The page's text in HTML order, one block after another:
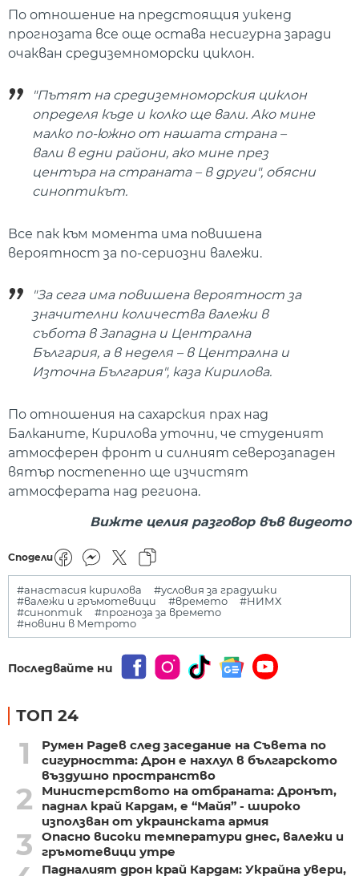
По отношение на предстоящия уикенд
прогнозата все още остава несигурна заради
очакван средиземноморски циклон.
"Пътят на средиземноморския циклон
определя къде и колко ще вали. Ако мине
малко по-южно от нашата страна –
вали в едни райони, ако мине през
центъра на страната – в други", обясни
синоптикът.
Все пак към момента има повишена
вероятност за по-сериозни валежи.
"За сега има повишена вероятност за
значителни количества валежи в
събота в Западна и Централна
България, а в неделя – в Централна и
Източна България", каза Кирилова.
По отношения на сахарския прах над
Балканите, Кирилова уточни, че студеният
атмосферен фронт и силният северозападен
вятър постепенно ще изчистят
атмосферата над региона.
Вижте целия разговор във видеото
Сподели
#анастасия кирилова
#условия за градушки
#валежи и гръмотевици
#времето
#НИМХ
#синоптик
#прогноза за времето
#новини в Метрото
Последвайте ни
ТОП 24
1
Румен Радев след заседание на Съвета по
сигурността: Дрон е нахлул в българското
въздушно пространство
2
Министерството на отбраната: Дронът,
паднал край Кардам, е “Майя” - широко
използван от украинската армия
3
Опасно високи температури днес, валежи и
гръмотевици утре
Падналият дрон край Кардам: Украйна увери,